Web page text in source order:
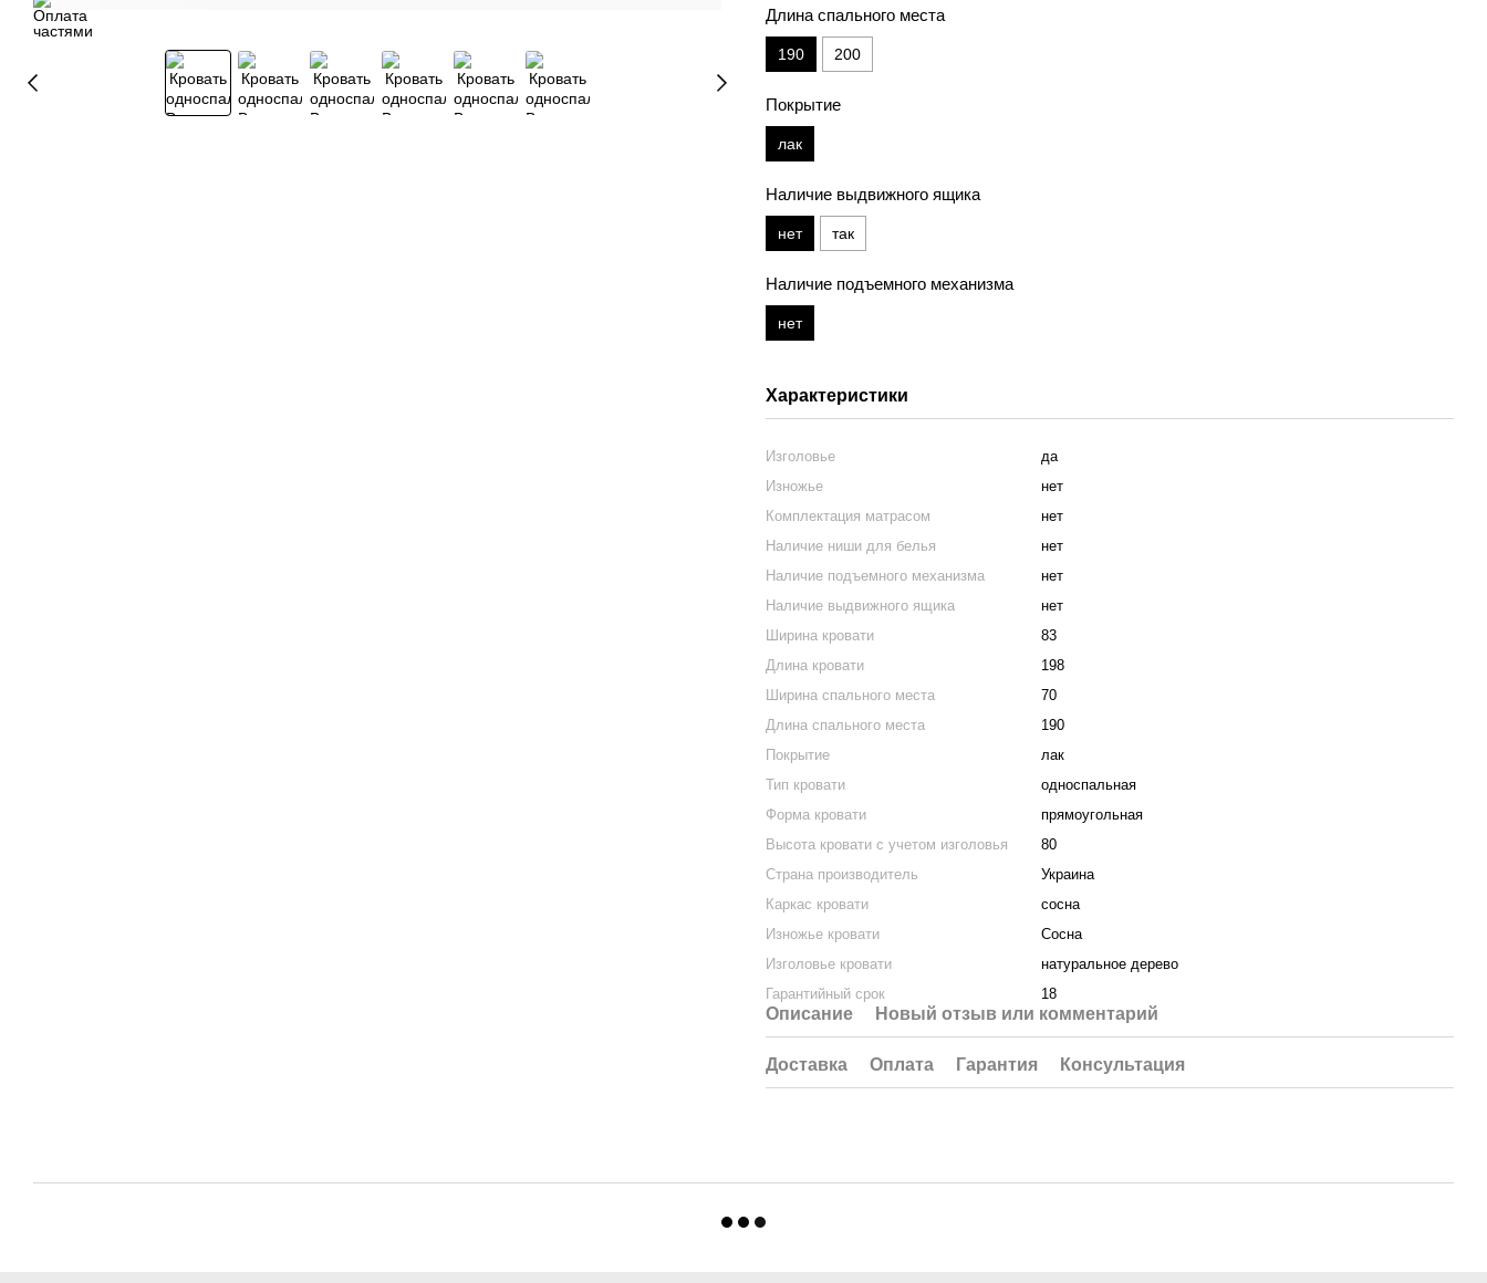
Длина спального места
190 200
Покрытие
лак
Наличие выдвижного ящика
нет так
Наличие подъемного механизма
нет
Характеристики
Изголовье
да
Изножье
нет
Комплектация матрасом
нет
Наличие ниши для белья
нет
Наличие подъемного механизма
нет
Наличие выдвижного ящика
нет
Ширина кровати
83
Длина кровати
198
Ширина спального места
70
Длина спального места
190
Покрытие
лак
Тип кровати
односпальная
Форма кровати
прямоугольная
Высота кровати с учетом изголовья
80
Страна производитель
Украина
Каркас кровати
сосна
Изножье кровати
Сосна
Изголовье кровати
натуральное дерево
Гарантийный срок
18
Описание Новый отзыв или комментарий
Доставка Оплата Гарантия Консультация